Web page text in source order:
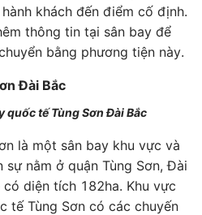
khách đến điểm cố định.
thông tin tại sân bay để
bằng phương tiện này.
Đài Bắc
quốc tế Tùng Sơn Đài Bắc
là một sân bay khu vực và
nằm ở quận Tùng Sơn, Đài
diện tích 182ha. Khu vực
tế Tùng Sơn có các chuyến